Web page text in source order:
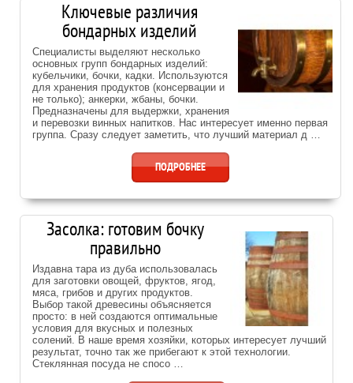
Ключевые различия
бондарных изделий
Специалисты выделяют несколько
основных групп бондарных изделий:
кубельчики, бочки, кадки. Используются
для хранения продуктов (консервации и
не только); анкерки, жбаны, бочки.
Предназначены для выдержки, хранения
и перевозки винных напитков. Нас интересует именно первая
группа. Сразу следует заметить, что лучший материал д …
ПОДРОБНЕЕ
Засолка: готовим бочку
правильно
Издавна тара из дуба использовалась
для заготовки овощей, фруктов, ягод,
мяса, грибов и других продуктов.
Выбор такой древесины объясняется
просто: в ней создаются оптимальные
условия для вкусных и полезных
солений. В наше время хозяйки, которых интересует лучший
результат, точно так же прибегают к этой технологии.
Стеклянная посуда не спосо …